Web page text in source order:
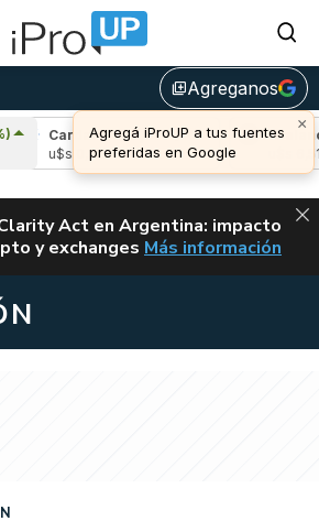
library_addAgreganos
(-0,87%)
u$s 0,20
Avalanche
u$s 6,51
ALERTA
Act en Argentina: impacto
y exchanges CLARITY ACT EN
Más información